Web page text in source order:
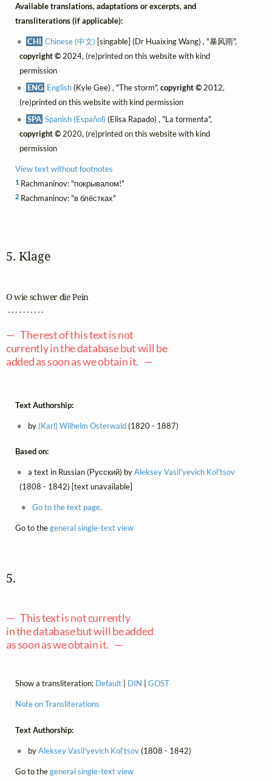
Available translations, adaptations or excerpts, and
transliterations (if applicable):
CHI Chinese (中文) [singable] (Dr Huaixing Wang) , "暴风雨",
copyright ©2024, (re)printed on this website with kind
permission
ENG English(Kyle Gee) , "The storm",copyright © 2012,
(re)printed on this website with kind permission
SPA Spanish (Español) (Elisa Rapado) , "La tormenta",
copyright ©2020, (re)printed on this website with kind
permission
View text without footnotes
1Rachmaninov: "покрывалом!"
2Rachmaninov: "в блёстках"
5. Klage
O wie schwer die Pein
. . . . . . . . . .
— The rest of this text is not
currently in the database but will be
added as soon as we obtain it. —
Text Authorship:
by (Karl) Wilhelm Osterwald(1820 - 1887)
Based on:
a text in Russian (Русский) byAleksey Vasil'yevich Kol'tsov
(1808 - 1842) [text unavailable]
Go to the text page.
Go to thegeneral single-text view
5.
— This text is not currently
in the database but will be added
as soon as we obtain it. —
Show a transliteration: Default| DIN GOST
Note on Transliterations
Text Authorship:
byAleksey Vasil'yevich Kol'tsov(1808 - 1842)
Go to thegeneral single-text view